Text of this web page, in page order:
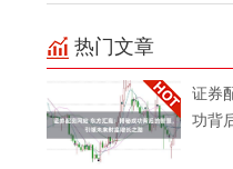
热门文章
证券
功背